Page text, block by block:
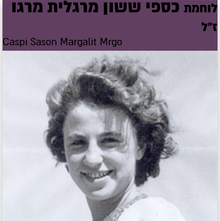
לוחמת כספי ששון מרגלית מרגו
ז"ל
Caspi Sason Margalit Mrgo